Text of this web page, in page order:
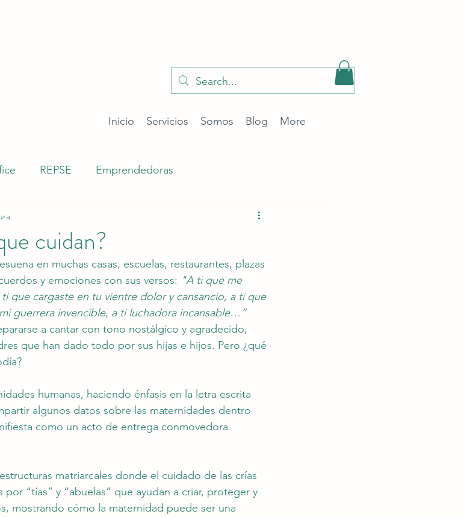
Inicio Servicios Somos Blog More
REPSE Emprendedoras
Empleador LFT Corrección Patronal STPS
cuidan?
en muchas casas, escuelas, restaurantes, plazas
y emociones con sus versos: "A ti que me
que cargaste en tu vientre dolor y cansancio, a ti que
guerrera invencible, a ti luchadora incansable…”
a cantar con tono nostálgico y agradecido,
que han dado todo por sus hijas e hijos. Pero ¿qué
humanas, haciendo énfasis en la letra escrita
algunos datos sobre las maternidades dentro
como un acto de entrega conmovedora
matriarcales donde el cuidado de las crías
“tías” y “abuelas” que ayudan a criar, proteger y
mostrando cómo la maternidad puede ser una